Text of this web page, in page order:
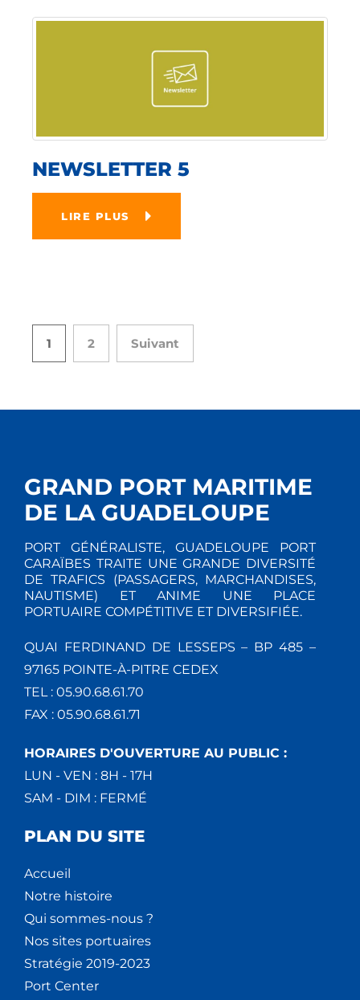
NEWSLETTER 5
LIRE PLUS
1 2 Suivant
GRAND PORT MARITIME
DE LA GUADELOUPE
PORT GÉNÉRALISTE, GUADELOUPE PORT
CARAÏBES TRAITE UNE GRANDE DIVERSITÉ
DE TRAFICS (PASSAGERS, MARCHANDISES,
NAUTISME) ET ANIME UNE PLACE
PORTUAIRE COMPÉTITIVE ET DIVERSIFIÉE.
QUAI FERDINAND DE LESSEPS – BP 485 –
97165 POINTE-À-PITRE CEDEX
TEL : 05.90.68.61.70
FAX : 05.90.68.61.71
HORAIRES D'OUVERTURE AU PUBLIC :
LUN - VEN : 8H - 17H
SAM - DIM : FERMÉ
PLAN DU SITE
Accueil
Notre histoire
Qui sommes-nous ?
Nos sites portuaires
Stratégie 2019-2023
Port Center